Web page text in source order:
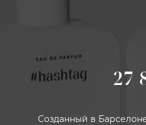
27
Созданный в